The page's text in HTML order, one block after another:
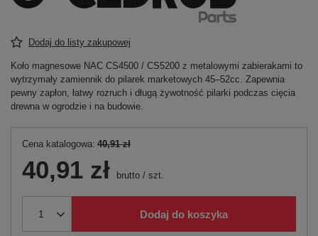
Dodaj do listy zakupowej
Koło magnesowe NAC CS4500 / CS5200 z metalowymi zabierakami to
wytrzymały zamiennik do pilarek marketowych 45–52cc. Zapewnia
pewny zapłon, łatwy rozruch i długą żywotność pilarki podczas cięcia
drewna w ogrodzie i na budowie.
Cena katalogowa: 40,91 zł
40,91 zł brutto / szt.
Dodaj do koszyka